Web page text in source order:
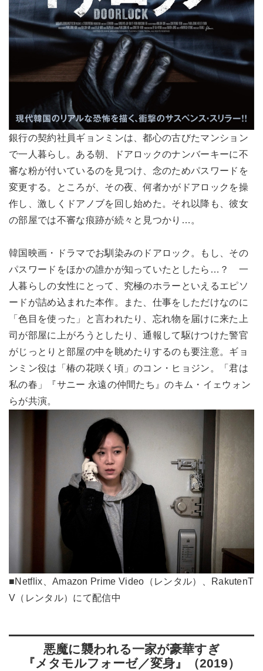
銀行の契約社員ギョンミンは、都心の古びたマンション
で一人暮らし。ある朝、ドアロックのナンバーキーに不
審な粉が付いているのを見つけ、念のためパスワードを
変更する。ところが、その夜、何者かがドアロックを操
作し、激しくドアノブを回し始めた。それ以降も、彼女
の部屋では不審な痕跡が続々と見つかり…。
韓国映画・ドラマでお馴染みのドアロック。もし、その
パスワードをほかの誰かが知っていたとしたら…？ 一
人暮らしの女性にとって、究極のホラーといえるエピソ
ードが詰め込まれた本作。また、仕事をしただけなのに
「色目を使った」と言われたり、忘れ物を届けに来た上
司が部屋に上がろうとしたり、通報して駆けつけた警官
がじっとりと部屋の中を眺めたりするのも要注意。ギョ
ンミン役は「椿の花咲く頃」のコン・ヒョジン。「君は
私の春」『サニー 永遠の仲間たち』のキム・イェウォン
らが共演。
■Netflix、Amazon Prime Video（レンタル）、RakutenT
V（レンタル）にて配信中
悪魔に襲われる一家が豪華すぎ
『メタモルフォーゼ／変身』（2019）